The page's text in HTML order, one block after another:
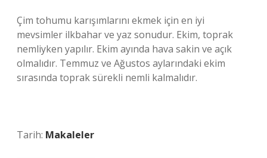
Çim tohumu karışımlarını ekmek için en iyi
mevsimler ilkbahar ve yaz sonudur. Ekim, toprak
nemliyken yapılır. Ekim ayında hava sakin ve açık
olmalıdır. Temmuz ve Ağustos aylarındaki ekim
sırasında toprak sürekli nemli kalmalıdır.
Tarih: Makaleler